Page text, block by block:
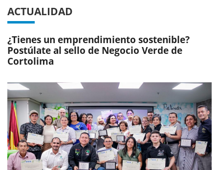
ACTUALIDAD
¿Tienes un emprendimiento sostenible?
Postúlate al sello de Negocio Verde de
Cortolima